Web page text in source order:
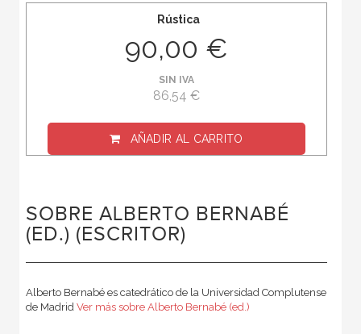
Rústica
90,00 €
SIN IVA
86,54 €
AÑADIR AL CARRITO
SOBRE ALBERTO BERNABÉ
(ED.) (ESCRITOR)
Alberto Bernabé es catedrático de la Universidad Complutense
de Madrid Ver más sobre Alberto Bernabé (ed.)